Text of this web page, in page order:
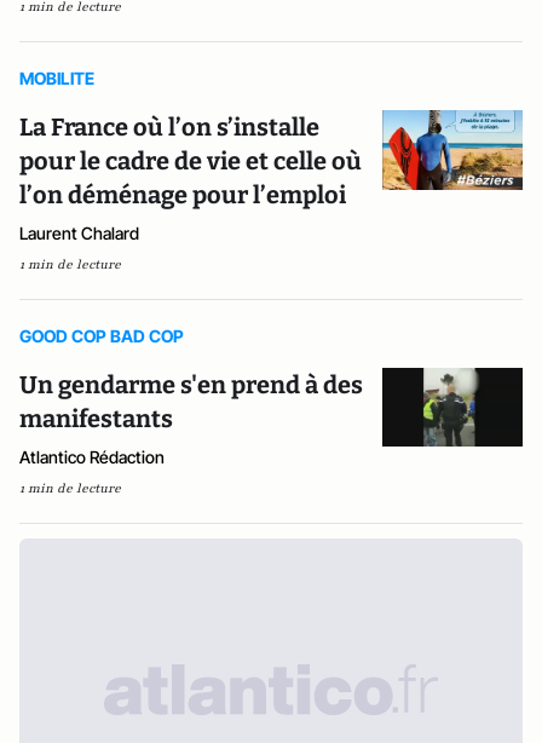
1 min de lecture
MOBILITE
La France où l’on s’installe
pour le cadre de vie et celle où
l’on déménage pour l’emploi
Laurent Chalard
1 min de lecture
GOOD COP BAD COP
Un gendarme s'en prend à des
manifestants
Atlantico Rédaction
1 min de lecture